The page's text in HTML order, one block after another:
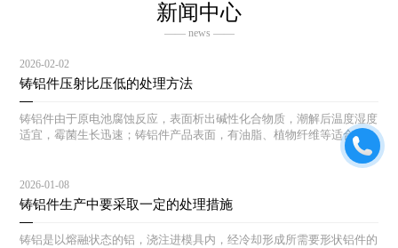
新闻中心
—— news ——
2026-02-02
铸铝件压射比压低的处理方法
铸铝件由于原电池腐蚀反应，表面析出碱性化合物质，潮解后温度湿度
适宜，霉菌生长迅速；铸铝件产品表面，有油脂、植物纤维等适合霉菌
2026-01-08
铸铝件生产中要采取一定的处理措施
铸铝是以熔融状态的铝，浇注进模具内，经冷却形成所需要形状铝件的